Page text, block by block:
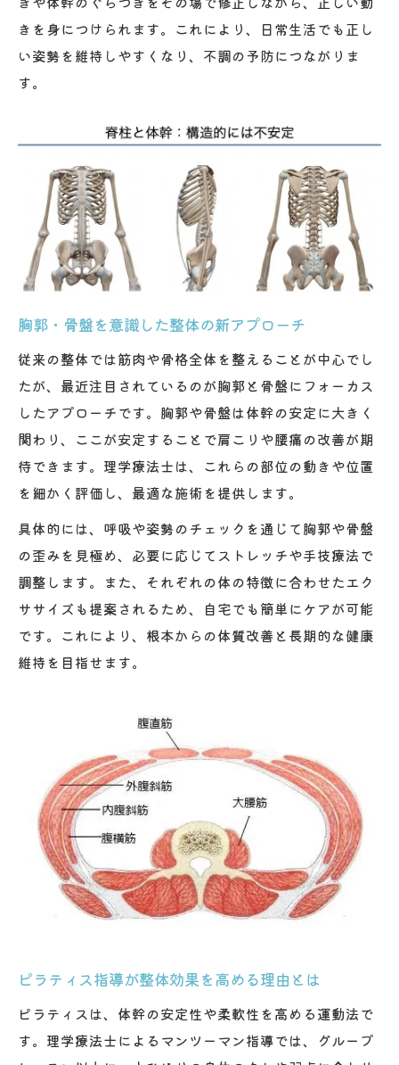
きを身につけられます。これにより、日常生活でも正し
い姿勢を維持しやすくなり、不調の予防につながりま
す。
胸郭・骨盤を意識した整体の新アプローチ
従来の整体では筋肉や骨格全体を整えることが中心でし
たが、最近注目されているのが胸郭と骨盤にフォーカス
したアプローチです。胸郭や骨盤は体幹の安定に大きく
関わり、ここが安定することで肩こりや腰痛の改善が期
待できます。理学療法士は、これらの部位の動きや位置
を細かく評価し、最適な施術を提供します。
具体的には、呼吸や姿勢のチェックを通じて胸郭や骨盤
の歪みを見極め、必要に応じてストレッチや手技療法で
調整します。また、それぞれの体の特徴に合わせたエク
ササイズも提案されるため、自宅でも簡単にケアが可能
です。これにより、根本からの体質改善と長期的な健康
維持を目指せます。
ピラティス指導が整体効果を高める理由とは
ピラティスは、体幹の安定性や柔軟性を高める運動法で
す。理学療法士によるマンツーマン指導では、グループ